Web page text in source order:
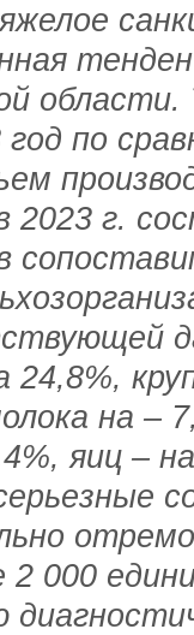
области.
по
2023 г.
24,8%,
на –
яиц –
000